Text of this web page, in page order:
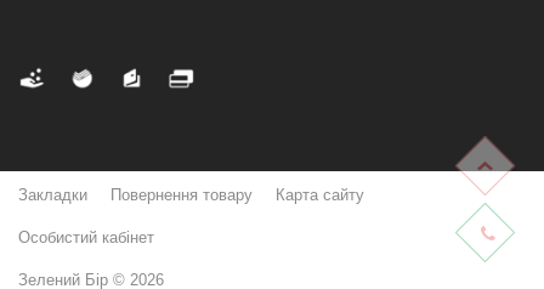
Закладки Повернення товару Карта сайту
Особистий кабінет
Зелений Бір © 2026